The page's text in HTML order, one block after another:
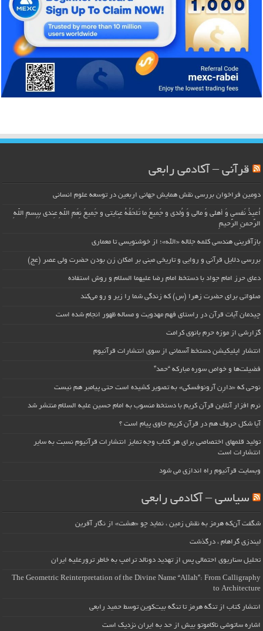
قرآنی – آکادمی رابعی
دومین فراخوان بررسی نقش همایش جهانی اربعین در توسعه علوم انسانی
اُعیذُ نَفسی وَ أهلی وَ مالی وَ وُلدی و جَمیعَ ما تَلحَقُهُ عِنایتی و جَمیعَ نِعَمِ اللّهِ عِندی بِبِسمِ اللّهِ
الرَّحمنِ الرَّحیمِ
بازآفرینی هندسی کلمه جلاله «الله»؛ از خوشنویسی تا معماری
بررسی دلایل قرآنی و روایی و تاریخی مبنی بر امکان زن بودن حضرت ولی عصر (عج)
دعای حرز امام جواد با دستخط امام رضا علیهما السلام و روش استفاده
صلواتی برای حضرت زهرا (س) که زندگی شما را زیر و رو می‌کند
چیدمان آیات قرآن در راستای فهم مهدویت و مساله ظهور انجام شده است
گزارشی از موزه حرم بانوی کرامت
انتشار اپلیکیشن دستخط آسمانی از سوی انتشارات قرآنیوم
فضیلت‌ها و خواص سوره مبارکه “حمد”
نوحی که «دارِن آرونوفسکی» به تصویر کشیده است حتی پیامبر هم نیست
نرم افزار آنلاین قرآن کریم با دستخط منسوب به امام حسین علیه السلام منتشر شد
آیا شکل حروف هم در قرآن کریم حاوی پیام است ؟
تولید قلمهای اختصاصی برای هر کتاب وجه تمایز انتشارات قرآنیوم نسبت به سایر
انتشارات است
وبسایت قرآنیوم راه اندازی می شود
سیاسی – آکادمی رابعی
شگفت آن‌که هرمز به نقش زمین ، نماید چو «هشت» از نگار آفرین
لیندزی گراهام ، درگذشت
تحلیل سناریوی احتمالی پس از تهدید دونالد ترامپ به خاطر ترورعلیه ایران
The Geometric Reinterpretation of the Divine Name “Allah”: From Calligraphy
to Architecture
انتشار کتاب از تنگه هرمز تا تنگه بیت‌کوین توسط حمید رابعی
اشاره ساتوشی ناکاموتو بیش از حد به ایران نزدیک است